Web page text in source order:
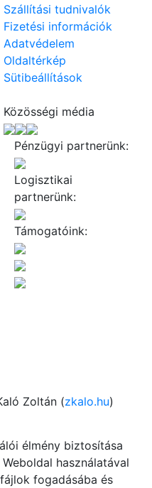
Szállítási tudnivalók
Fizetési információk
Adatvédelem
Oldaltérkép
Sütibeállítások
Közösségi média
Pénzügyi partnerünk:
Logisztikai
partnerünk:
Támogatóink:
Zoltán (zkalo.hu)
élmény biztosítása
használatával
fogadásába és